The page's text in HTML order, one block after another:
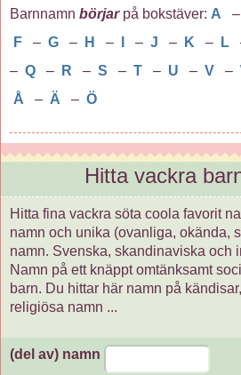
Barnnamn börjarpå bokstäver: A –
F
– G – H – – J – K – L
– Q – R – S – T – U – V –
Å
– Ä – Ö
Hitta vackra
Hitta fina vackra söta coola favorit
namn och unika (ovanliga, okända,
namn. Svenska, skandinaviska och
Namn på ett knäppt omtänksamt
barn. Du hittar här namn på
religiösa namn ...
(del av) namn